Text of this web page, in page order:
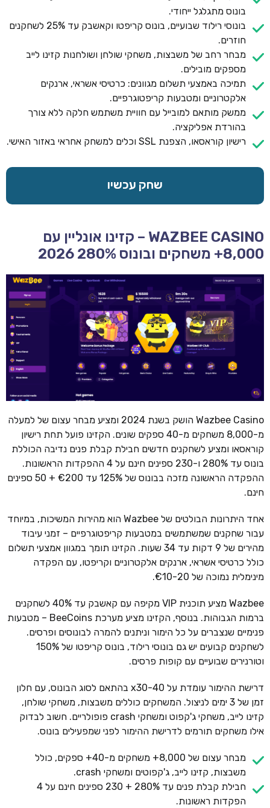
בונוס מתגלגל ייחודי.
בונוסי רילוד שבועיים, בונוס קריפטו וקאשבק עד 25% לשחקנים
חוזרים.
מבחר רחב של משבצות, משחקי שולחן ושולחנות קזינו לייב
מספקים מובילים.
תמיכה באמצעי תשלום מגוונים: כרטיסי אשראי, ארנקים
אלקטרוניים ומטבעות קריפטוגרפיים.
ממשק מותאם למובייל עם חוויית משתמש חלקה ללא צורך
בהורדת אפליקציה.
רישיון קוראסאו, הצפנת SSL וכלים למשחק אחראי באזור האישי.
שחק עכשיו
WAZBEE CASINO – קזינו אונליין עם
8,000+ משחקים ובונוס 280% 2026
Wazbee Casino הושק בשנת 2024 ומציע מבחר עצום של למעלה
מ-8,000 משחקים מ-40 ספקים שונים. הקזינו פועל תחת רישיון
קוראסאו ומציע לשחקנים חדשים חבילת קבלת פנים נדיבה הכוללת
בונוס עד 280% ו-230 ספינים חינם על 4 ההפקדות הראשונות.
ההפקדה הראשונה מזכה בבונוס של 125% עד €200 + 50 ספינים
חינם.
אחד היתרונות הבולטים של Wazbee הוא מהירות המשיכות, במיוחד
עבור שחקנים שמשתמשים במטבעות קריפטוגרפיים – זמני עיבוד
מהירים של 9 דקות עד 34 שעות. הקזינו תומך במגוון אמצעי תשלום
כולל כרטיסי אשראי, ארנקים אלקטרוניים וקריפטו, עם הפקדה
מינימלית נמוכה של €10-20.
Wazbee מציע תוכנית VIP מקיפה עם קאשבק עד 40% לשחקנים
ברמות הגבוהות. בנוסף, הקזינו מציע מערכת BeeCoins – מטבעות
פנימיים שנצברים על כל הימור וניתנים להמרה לבונוסים ופרסים.
לשחקנים קבועים יש גם בונוסי רילוד, בונוס קריפטו של 150%
וטורנירים שבועיים עם קופות פרסים.
דרישת ההימור עומדת על x30-40 בהתאם לסוג הבונוס, עם חלון
זמן של 3 ימים לניצול. המשחקים כוללים משבצות, משחקי שולחן,
קזינו לייב, משחקי ג'קפוט ומשחקי crash פופולריים. חשוב לבדוק
אילו משחקים תורמים לדרישת ההימור לפני שמפעילים בונוס.
מבחר עצום של 8,000+ משחקים מ-40+ ספקים, כולל
משבצות, קזינו לייב, ג'קפוטים ומשחקי crash.
חבילת קבלת פנים עד 280% + 230 ספינים חינם על 4
הפקדות ראשונות.